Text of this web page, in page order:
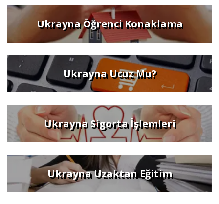
Ukrayna Öğrenci Konaklama
Ukrayna Ucuz Mu?
Ukrayna Sigorta İşlemleri
Ukrayna Uzaktan Eğitim